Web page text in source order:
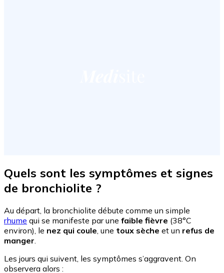
Quels sont les symptômes et signes
de bronchiolite ?
Au départ, la bronchiolite débute comme un simple
rhume qui se manifeste par une faible fièvre (38°C
environ), le nez qui coule , une toux sèche et un refus de
manger
Les jours qui suivent, les symptômes s’aggravent. On
observera alors :